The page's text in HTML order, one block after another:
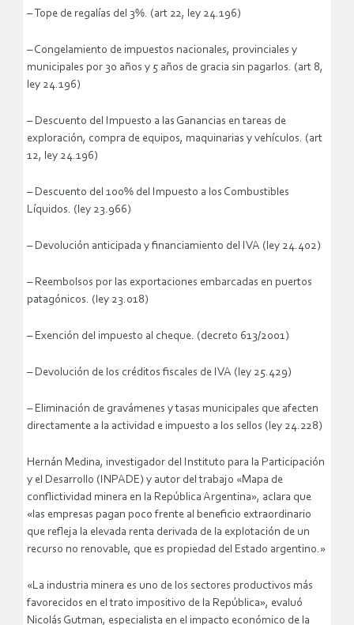
– Tope de regalías del 3%. (art 22, ley 24.196)
– Congelamiento de impuestos nacionales, provinciales y
municipales por 30 años y 5 años de gracia sin pagarlos. (art 8,
ley 24.196)
– Descuento del Impuesto a las Ganancias en tareas de
exploración, compra de equipos, maquinarias y vehículos. (art
12, ley 24.196)
– Descuento del 100% del Impuesto a los Combustibles
Líquidos. (ley 23.966)
– Devolución anticipada y financiamiento del IVA (ley 24.402)
– Reembolsos por las exportaciones embarcadas en puertos
patagónicos. (ley 23.018)
– Exención del impuesto al cheque. (decreto 613/2001)
– Devolución de los créditos fiscales de IVA (ley 25.429)
– Eliminación de gravámenes y tasas municipales que afecten
directamente a la actividad e impuesto a los sellos (ley 24.228)
Hernán Medina, investigador del Instituto para la Participación
y el Desarrollo (INPADE) y autor del trabajo «Mapa de
conflictividad minera en la República Argentina», aclara que
«las empresas pagan poco frente al beneficio extraordinario
que refleja la elevada renta derivada de la explotación de un
recurso no renovable, que es propiedad del Estado argentino.»
«La industria minera es uno de los sectores productivos más
favorecidos en el trato impositivo de la República», evaluó
Nicolás Gutman, especialista en el impacto económico de la